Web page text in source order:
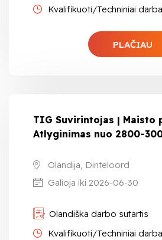
Kvalifikuoti/Techniniai
PLAČIAU
TIG Suvirintojas | Maisto
Atlyginimas nuo 2800-
Olandija, Dinteloord
Galioja iki 2026-06-30
Olandiška darbo sutartis
Kvalifikuoti/Techniniai